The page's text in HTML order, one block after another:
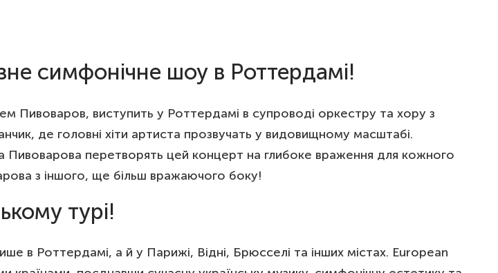
симфонічне шоу в Роттердамі!
Пивоваров, виступить у Роттердамі в супроводі оркестру та хору з
де головні хіти артиста прозвучать у видовищному масштабі.
перетворять цей концерт на глибоке враження для кожного
з іншого, ще більш вражаючого боку!
турі!
Роттердамі, а й у Парижі, Відні, Брюсселі та інших містах. European